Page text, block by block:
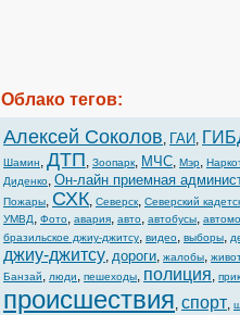
Облако тегов:
Алексей Соколов, ГАИ,
Шамин, ДТП, Зоопарк, МЧС, Мэр,
Диденко, Он-лайн приемная
Пожары, СХК, Северск, Северский
УМВД, Фото, авария, авто, автобусы,
бразильское джиу-джитсу, видео, выборы,
джиу-джитсу, дороги, жалобы,
Банзай, люди, пешеходы, полиция,
происшествия, спорт,